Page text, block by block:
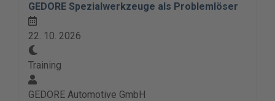
GEDORE Spezialwerkzeuge als Problemlöser
22. 10. 2026
Training
GEDORE Automotive GmbH